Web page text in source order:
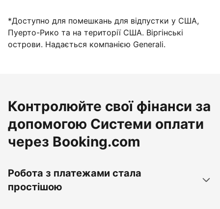
*Доступно для помешкань для відпустки у США,
Пуерто-Рико та на території США. Віргінські
острови. Надається компанією Generali.
Контролюйте свої фінанси за
допомогою Системи оплати
через Booking.com
Робота з платежами стала
простішою